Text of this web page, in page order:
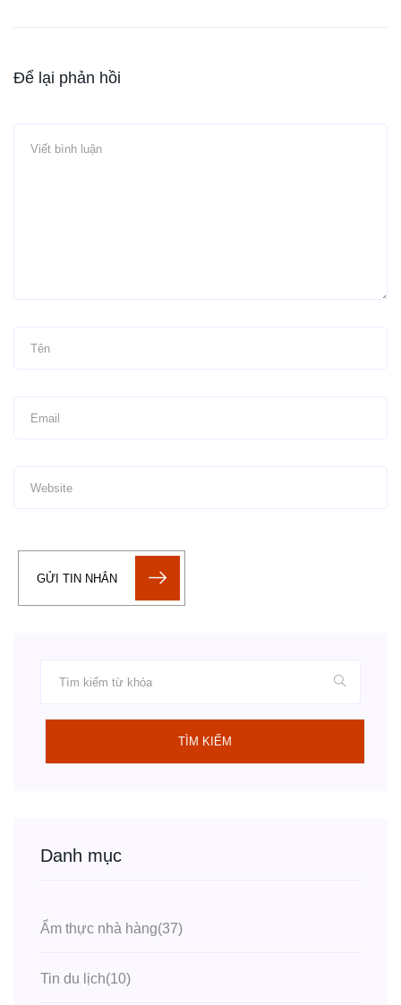
Để lại phản hồi
GỬI TIN NHẮN
TÌM KIẾM
Danh mục
Ẩm thực nhà hàng(37)
Tin du lịch(10)